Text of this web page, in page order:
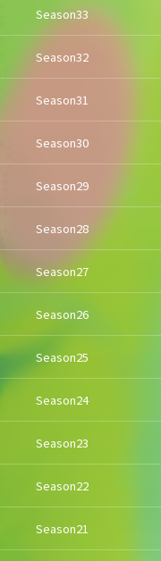
Season33
Season32
Season31
Season30
Season29
Season28
Season27
Season26
Season25
Season24
Season23
Season22
Season21